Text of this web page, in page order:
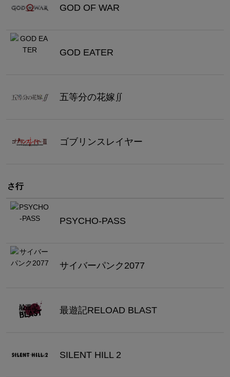
GOD OF WAR
GOD EATER
五等分の花嫁∬
ゴブリンスレイヤー
さ行
PSYCHO-PASS
サイバーパンク2077
最遊記RELOAD BLAST
SILENT HILL 2